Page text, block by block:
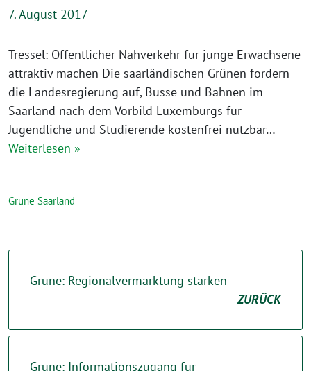
7. August 2017
Tressel: Öffentlicher Nahverkehr für junge Erwachsene
attraktiv machen Die saarländischen Grünen fordern
die Landesregierung auf, Busse und Bahnen im
Saarland nach dem Vorbild Luxemburgs für
Jugendliche und Studierende kostenfrei nutzbar…
Weiterlesen »
Grüne Saarland
Grüne: Regionalvermarktung stärken
ZURÜCK
Grüne: Informationszugang für